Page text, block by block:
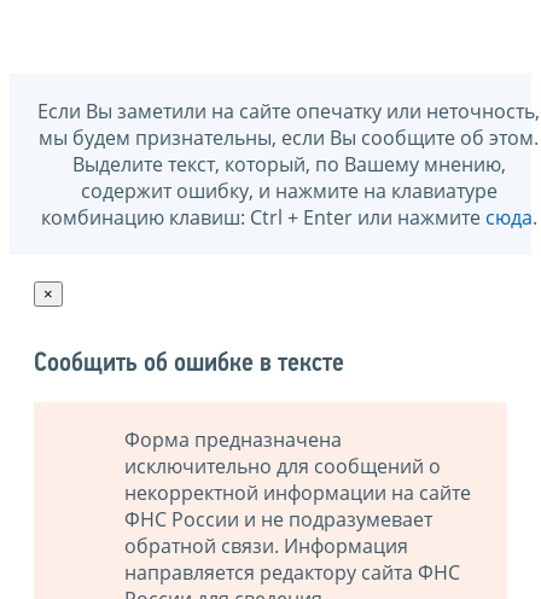
Если Вы заметили на сайте опечатку или неточность,
мы будем признательны, если Вы сообщите об этом.
Выделите текст, который, по Вашему мнению,
содержит ошибку, и нажмите на клавиатуре
комбинацию клавиш: Ctrl + Enter или нажмите сюда.
×
Сообщить об ошибке в тексте
Форма предназначена
исключительно для сообщений о
некорректной информации на сайте
ФНС России и не подразумевает
обратной связи. Информация
направляется редактору сайта ФНС